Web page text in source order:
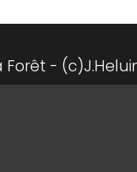
Forêt -